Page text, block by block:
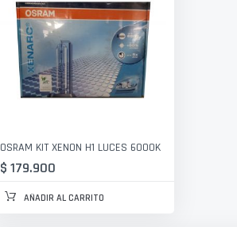
OSRAM KIT XENON H1 LUCES 6000K
$ 179.900
AÑADIR AL CARRITO